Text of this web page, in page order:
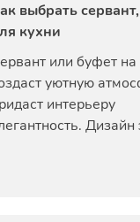
выбрать
кухни
или буфет на
уютную
интерьеру
Дизайн